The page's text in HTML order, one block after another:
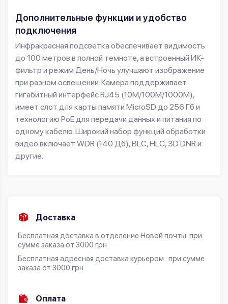
Дополнительные функции и удобство
подключения
Инфракрасная подсветка обеспечивает видимость
до 100 метров в полной темноте, а встроенный ИК-
фильтр и режим День/Ночь улучшают изображение
при разном освещении. Камера поддерживает
гигабитный интерфейс RJ45 (10M/100M/1000M),
имеет слот для карты памяти MicroSD до 256 Гб и
технологию PoE для передачи данных и питания по
одному кабелю. Широкий набор функций обработки
видео включает WDR (140 Дб), BLC, HLC, 3D DNR и
другие.
Доставка
Бесплатная доставка в отделение Новой почты: при
сумме заказа от 3000 грн
Бесплатная адресная доставка курьером : при сумме
заказа от 3000 грн
Оплата